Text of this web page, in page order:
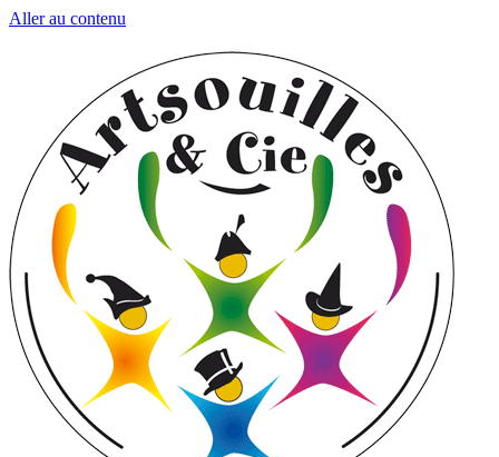
Aller au contenu